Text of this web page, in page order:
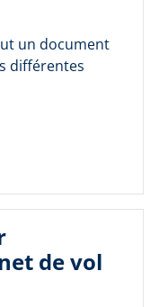
un document
différentes
de vol